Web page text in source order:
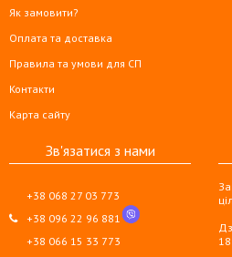
Як замовити?
Оплата та доставка
Правила та умови для СП
Контакти
Карта сайту
Зв'язатися з нами
+38 068 27 03 773
+38 096 22 96 881
+38 066 15 33 773